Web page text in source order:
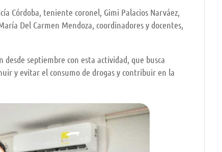
Córdoba, teniente coronel, Gimi Palacios Narváez,
Del Carmen Mendoza, coordinadores y docentes,
septiembre con esta actividad, que busca
y evitar el consumo de drogas y contribuir en la